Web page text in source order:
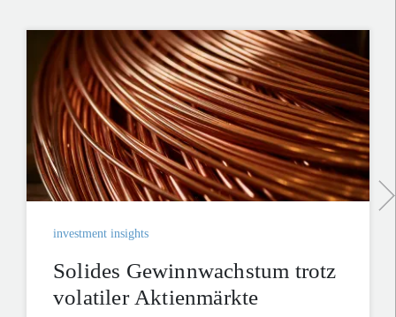
investment insights
Solides Gewinnwachstum trotz
volatiler Aktienmärkte